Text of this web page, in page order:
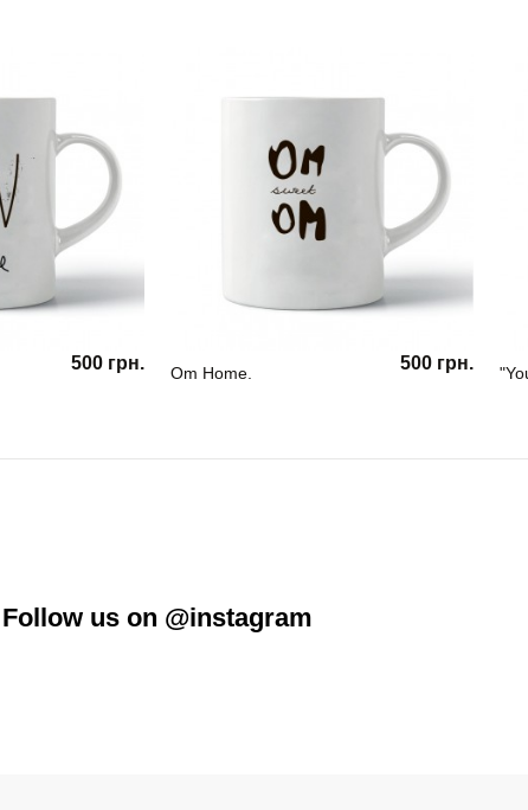
500 грн. Om Home. 500 грн.
Follow us on @instagram